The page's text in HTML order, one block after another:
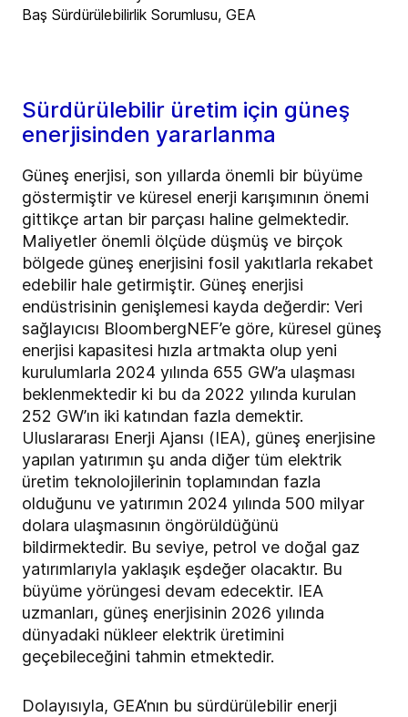
Baş Sürdürülebilirlik Sorumlusu, GEA
Sürdürülebilir üretim için güneş
enerjisinden yararlanma
Güneş enerjisi, son yıllarda önemli bir büyüme
göstermiştir ve küresel enerji karışımının önemi
gittikçe artan bir parçası haline gelmektedir.
Maliyetler önemli ölçüde düşmüş ve birçok
bölgede güneş enerjisini fosil yakıtlarla rekabet
edebilir hale getirmiştir. Güneş enerjisi
endüstrisinin genişlemesi kayda değerdir: Veri
sağlayıcısı BloombergNEF’e göre, küresel güneş
enerjisi kapasitesi hızla artmakta olup yeni
kurulumlarla 2024 yılında 655 GW’a ulaşması
beklenmektedir ki bu da 2022 yılında kurulan
252 GW’ın iki katından fazla demektir.
Uluslararası Enerji Ajansı (IEA), güneş enerjisine
yapılan yatırımın şu anda diğer tüm elektrik
üretim teknolojilerinin toplamından fazla
olduğunu ve yatırımın 2024 yılında 500 milyar
dolara ulaşmasının öngörüldüğünü
bildirmektedir. Bu seviye, petrol ve doğal gaz
yatırımlarıyla yaklaşık eşdeğer olacaktır. Bu
büyüme yörüngesi devam edecektir. IEA
uzmanları, güneş enerjisinin 2026 yılında
dünyadaki nükleer elektrik üretimini
geçebileceğini tahmin etmektedir.
Dolayısıyla, GEA’nın bu sürdürülebilir enerji